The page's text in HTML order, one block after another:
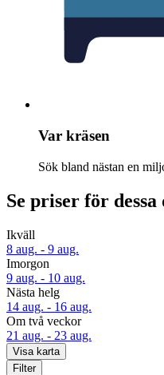
Var kräsen
Sök bland nästan en
Se priser för dessa
Ikväll
8 aug. - 9 aug.
Imorgon
9 aug. - 10 aug.
Nästa helg
14 aug. - 16 aug.
Om två veckor
21 aug. - 23 aug.
Visa karta
Filter